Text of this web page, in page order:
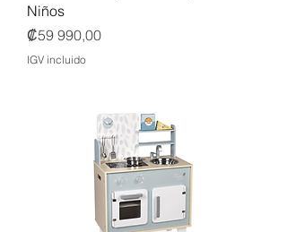
Niños
Precio
₡59 990,00
IGV incluido